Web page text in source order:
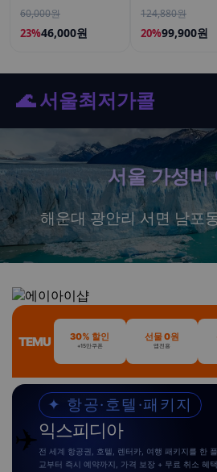
60,000원
23%46,000원
슐, 5개
124,880원
20%99,900원
🌊 서울최저가콜
서울 가성비
해운대 광안리 서면 남포
TEMU 30% 할인
+15만쿠폰
선물 0원
앱전용
✈️
✦ 항공·호텔·패키지
익스피디아
전 세계 항공권, 호텔, 렌터카, 여행 패키지를 한
교부터 즉시 예약까지, 가격 보장 + 무료 취소 혜